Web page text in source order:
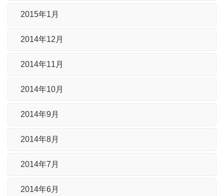
2015年1月
2014年12月
2014年11月
2014年10月
2014年9月
2014年8月
2014年7月
2014年6月